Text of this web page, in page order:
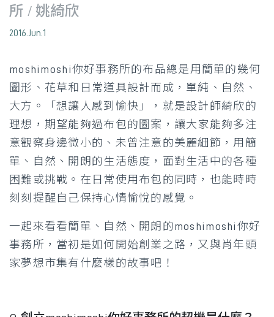
所 / 姚綺欣
2016.Jun.1
moshimoshi你好事務所的布品總是用簡單的幾何
圖形、花草和日常道具設計而成，單純、自然、
大方。「想讓人感到愉快」，就是設計師綺欣的
理想，期望能夠過布包的圖案，讓大家能夠多注
意觀察身邊微小的、未曾注意的美麗細節，用簡
單、自然、開朗的生活態度，面對生活中的各種
困難或挑戰。在日常使用布包的同時，也能時時
刻刻提醒自己保持心情愉悅的感覺。
一起來看看簡單、自然、開朗的moshimoshi你好
事務所，當初是如何開始創業之路，又與肖年頭
家夢想市集有什麼樣的故事吧！